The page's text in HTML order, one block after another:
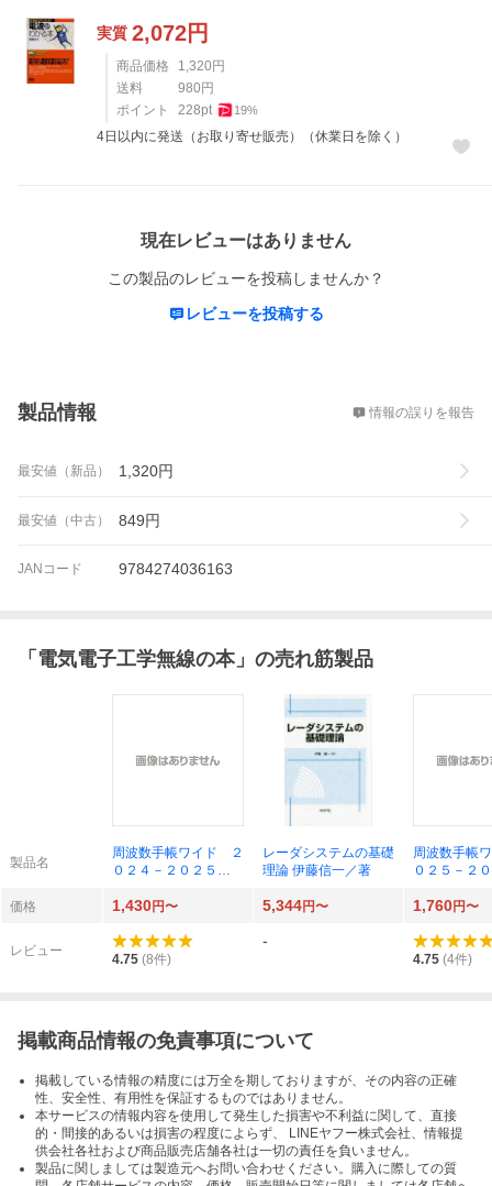
実質 2,072円
商品価格 1,320 円
送料
980 円
ポイント
228pt 19%
4日以内に発送（お取り寄せ販売）（休業日を除く）
現在レビューはありません
この製品のレビューを投稿しませんか？
レビューを投稿する
製品情報 情報の誤りを報告
最安値（新品） 1,320円
最安値（中古） 849円
JANコード 9784274036163
「 電気電子工学無線の本」の売れ筋製品
製品名
周波数手帳ワイド ２
０２４－２０２５
オライフ／編
レーダシステムの基礎
理論 伊藤信一／著
周波数手帳
０２５－２
オライフ／編
価格 1,430円〜 5,344円〜 1,760円〜
レビュー
4.75 (8件)
-
4.75 (4件)
掲載商品情報の免責事項について
掲載している情報の精度には万全を期しておりますが、その内容の正確
性、安全性、有用性を保証するものではありません。
本サービスの情報内容を使用して発生した損害や不利益に関して、直接
的・間接的あるいは損害の程度によらず、 LINEヤフー株式会社、情報提
供会社各社および商品販売店舗各社は一切の責任を負いません。
製品に関しましては製造元へお問い合わせください。購入に際しての質